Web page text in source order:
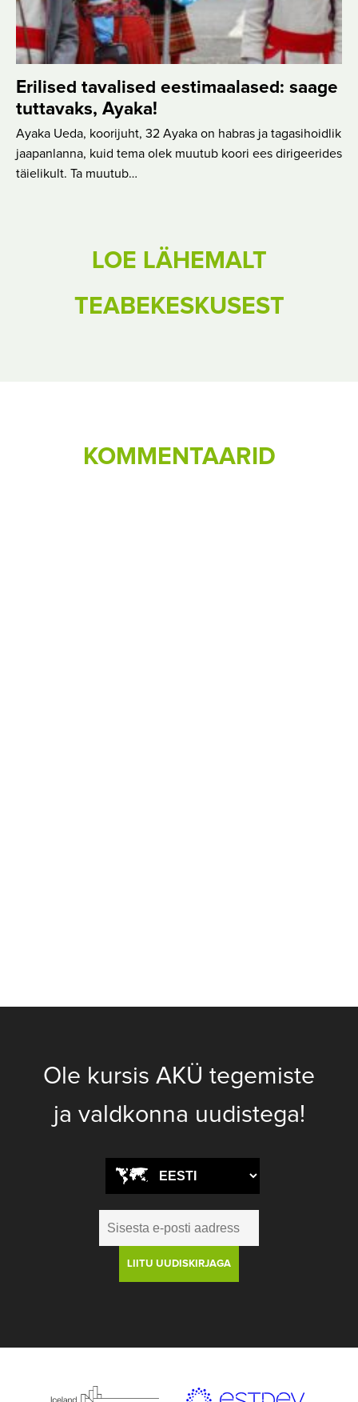
Erilised tavalised eestimaalased: saage
tuttavaks, Ayaka!
Ayaka Ueda, koorijuht, 32 Ayaka on habras ja tagasihoidlik
jaapanlanna, kuid tema olek muutub koori ees dirigeerides
täielikult. Ta muutub…
LOE LÄHEMALT
TEABEKESKUSEST
KOMMENTAARID
Ole kursis AKÜ tegemiste
ja valdkonna uudistega!